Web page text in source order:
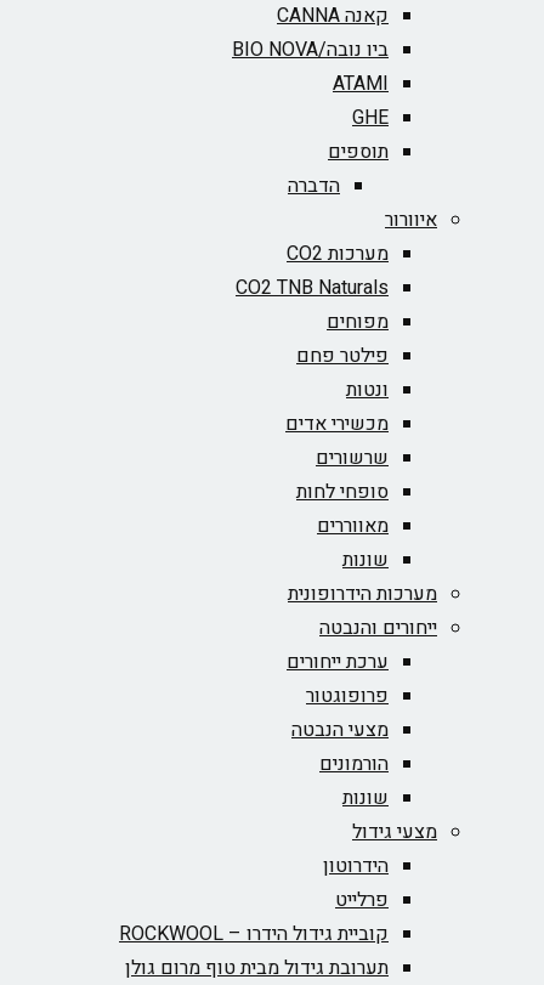
קאנה CANNA
ביו נובה/BIO NOVA‏
ATAMI
GHE
תוספים
הדברה
איוורור
מערכות CO2
CO2 TNB Naturals
מפוחים
פילטר פחם
ונטות
מכשירי אדים
שרשורים
סופחי לחות
מאווררים
שונות
מערכות הידרופונית
ייחורים והנבטה
ערכת ייחורים
פרופוגטור
מצעי הנבטה
הורמונים
שונות
מצעי גידול
הידרוטון
פרלייט
קוביית גידול הידרו – ROCKWOOL‏
תערובת גידול מבית טוף מרום גולן